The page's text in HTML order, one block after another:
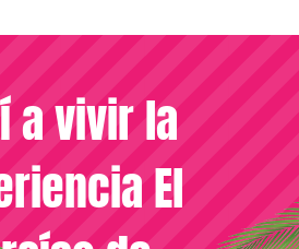
a vivir la
El